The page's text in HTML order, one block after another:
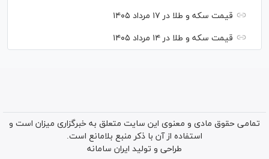
قیمت سکه و طلا در ۱۷ مرداد ۱۴۰۵
قیمت سکه و طلا در ۱۴ مرداد ۱۴۰۵
تمامی حقوق مادی و معنوی این سایت متعلق به خبرگزاری میزان است و
استفاده از آن با ذکر منبع بلامانع است.
طراحی و تولید ایران سامانه